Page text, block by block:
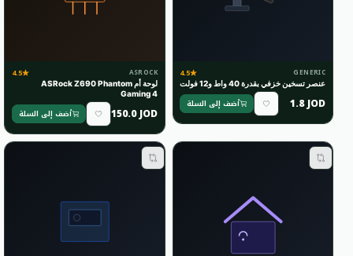
GENERIC
4.5
عنصر تسخين خزفي بقدرة 40 واط و12 فولت
1.8 JOD أضف إلى السلة
ASROCK
4.5
لوحة أم ASRock Z690 Phantom
Gaming 4
150.0 JOD أضف إلى السلة